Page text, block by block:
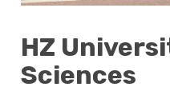
HZ
Sciences